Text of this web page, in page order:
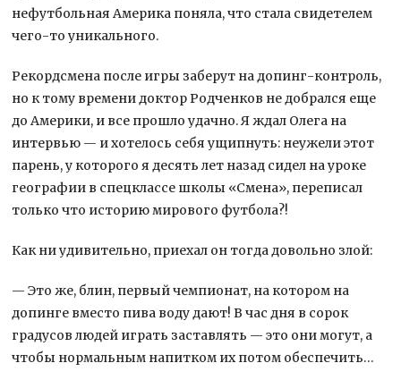
нефутбольная Америка поняла, что стала свидетелем
чего-то уникального.
Рекордсмена после игры заберут на допинг-контроль,
но к тому времени доктор Родченков не добрался еще
до Америки, и все прошло удачно. Я ждал Олега на
интервью — и хотелось себя ущипнуть: неужели этот
парень, у которого я десять лет назад сидел на уроке
географии в спецклассе школы «Смена», переписал
только что историю мирового футбола?!
Как ни удивительно, приехал он тогда довольно злой:
— Это же, блин, первый чемпионат, на котором на
допинге вместо пива воду дают! В час дня в сорок
градусов людей играть заставлять — это они могут, а
чтобы нормальным напитком их потом обеспечить…